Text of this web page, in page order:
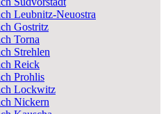
Leubnitz-Neuostra
Gostritz
Torna
Strehlen
Reick
Prohlis
Lockwitz
Nickern